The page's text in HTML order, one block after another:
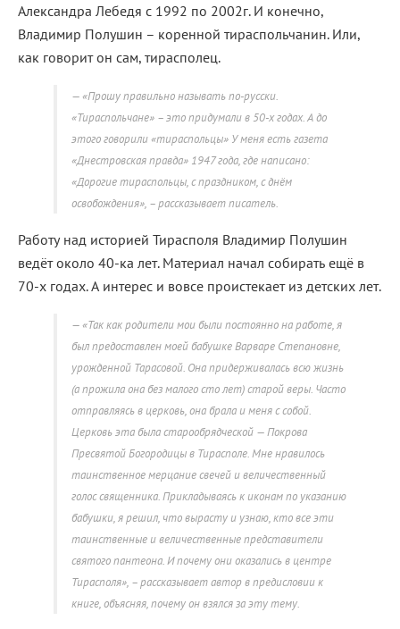
Александра Лебедя с 1992 по 2002г. И конечно,
Владимир Полушин – коренной тираспольчанин. Или,
как говорит он сам, тирасполец.
«Прошу правильно называть по-русски.
«Тираспольчане» – это придумали в 50-х годах. А до
этого говорили «тираспольцы» У меня есть газета
«Днестровская правда» 1947 года, где написано:
«Дорогие тираспольцы, с праздником, с днём
освобождения», – рассказывает писатель.
Работу над историей Тирасполя Владимир Полушин
ведёт около 40-ка лет. Материал начал собирать ещё в
70-х годах. А интерес и вовсе проистекает из детских лет.
«Так как родители мои были постоянно на работе, я
был предоставлен моей бабушке Варваре Степановне,
урожденной Тарасовой. Она придерживалась всю жизнь
(а прожила она без малого сто лет) старой веры. Часто
отправляясь в церковь, она брала и меня с собой.
Церковь эта была старообрядческой — Покрова
Пресвятой Богородицы в Тирасполе. Мне нравилось
таинственное мерцание свечей и величественный
голос священника. Прикладываясь к иконам по указанию
бабушки, я решил, что вырасту и узнаю, кто все эти
таинственные и величественные представители
святого пантеона. И почему они оказались в центре
Тирасполя», – рассказывает автор в предисловии к
книге, объясняя, почему он взялся за эту тему.